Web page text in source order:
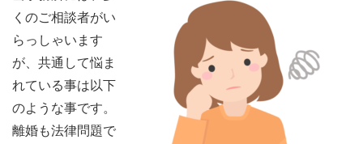
くのご相談者がい
らっしゃいます
が、共通して悩ま
れている事は以下
のような事です。
離婚も法律問題で